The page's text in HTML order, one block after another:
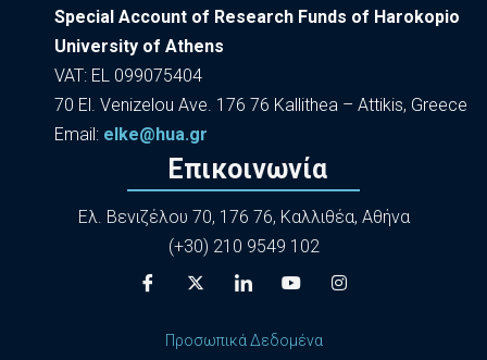
Special Account of Research Funds of Harokopio
University of Athens
VAT: EL 099075404
70 El. Venizelou Ave. 176 76 Kallithea – Attikis, Greece
Εmail: elke@hua.gr
Επικοινωνία
Ελ. Βενιζέλου 70, 176 76, Καλλιθέα, Αθήνα
(+30) 210 9549 102
Προσωπικά Δεδομένα